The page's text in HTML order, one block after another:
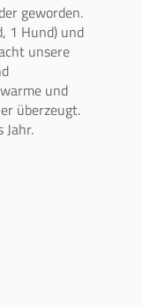
geworden.
1 Hund) und
unsere
und
überzeugt.
Jahr.